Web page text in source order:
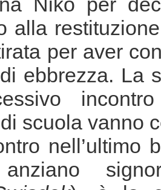
alla
per aver
ebbrezza. La
scuola vanno
nell’ultimo